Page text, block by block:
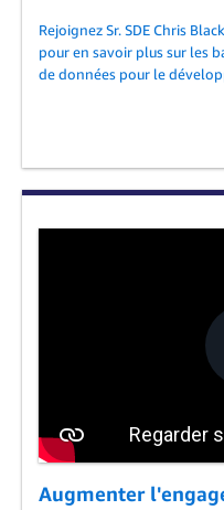
Rejoignez Sr. SDE Chris
pour en savoir plus sur les
de données pour le
Augmenter